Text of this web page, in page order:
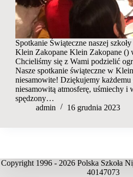
Spotkanie Świąteczne naszej
Klein Zakopane Klein Zakopane ()
Chcieliśmy się z Wami podzielić
Nasze spotkanie świąteczne w
niesamowite! Dziękujemy każdemu
niesamowitą atmosferę, uśmiechy i
spędzony…
admin
16 grudnia 2023
Copyright 1996 - 2026 Polska Szkoła
40147073